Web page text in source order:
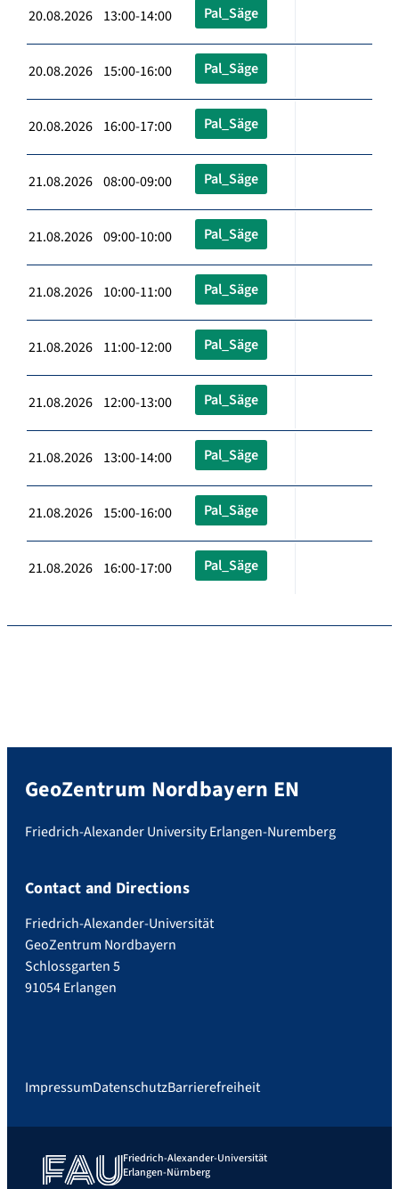
20.08.2026 13:00-14:00 Pal_Säge
20.08.2026 15:00-16:00 Pal_Säge
20.08.2026 16:00-17:00 Pal_Säge
21.08.2026 08:00-09:00 Pal_Säge
21.08.2026 09:00-10:00 Pal_Säge
21.08.2026 10:00-11:00 Pal_Säge
21.08.2026 11:00-12:00 Pal_Säge
21.08.2026 12:00-13:00 Pal_Säge
21.08.2026 13:00-14:00 Pal_Säge
21.08.2026 15:00-16:00 Pal_Säge
21.08.2026 16:00-17:00 Pal_Säge
GeoZentrum Nordbayern EN
Friedrich-Alexander University Erlangen-Nuremberg
Contact and Directions
Friedrich-Alexander-Universität
GeoZentrum Nordbayern
Schlossgarten 5
91054 Erlangen
ImpressumDatenschutzBarrierefreiheit
Friedrich-Alexander-Universität
Erlangen-Nürnberg